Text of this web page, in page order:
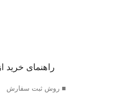
راهنمای خرید
■ روش ثبت سفارش